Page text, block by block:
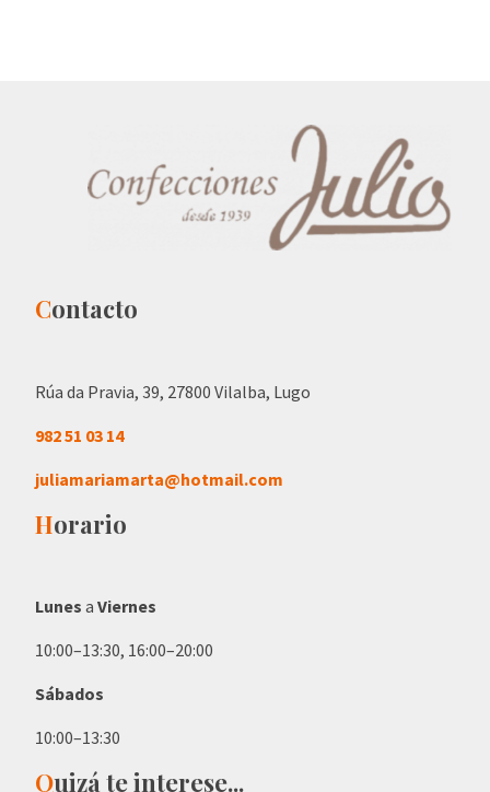
Contacto
Rúa da Pravia, 39, 27800 Vilalba, Lugo
982 51 03 14
juliamariamarta@hotmail.com
Horario
Lunes a Viernes
10:00–13:30, 16:00–20:00
Sábados
10:00–13:30
Quizá te interese...